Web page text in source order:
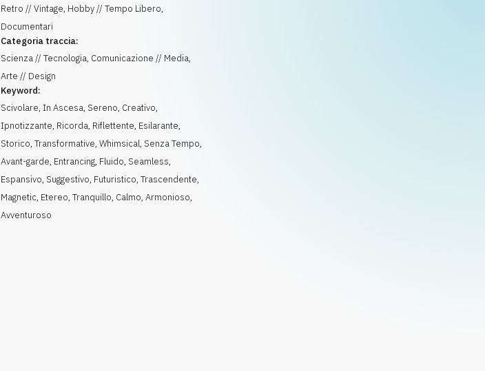
Retro // Vintage, Hobby // Tempo Libero,
Documentari
Categoria traccia:
Scienza // Tecnologia, Comunicazione // Media,
Arte // Design
Keyword:
Scivolare,In Ascesa, Sereno, Creativo,
Ipnotizzante, Ricorda, Riflettente, Esilarante,
Storico,Transformative,Whimsical, Senza Tempo,
Avant-garde, Entrancing, Fluido, Seamless,
Espansivo, Suggestivo, Futuristico,Trascendente,
Magnetic, Etereo,Tranquillo, Calmo,Armonioso,
Avventuroso